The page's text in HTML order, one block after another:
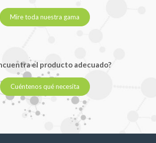
Mire toda nuestra gama
el producto adecuado?
Cuéntenos qué necesita